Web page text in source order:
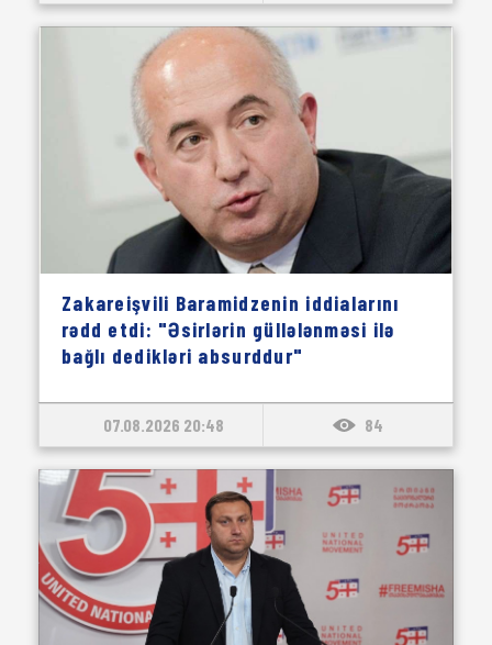
Zakareişvili Baramidzenin iddialarını
rədd etdi: "Əsirlərin güllələnməsi ilə
bağlı dedikləri absurddur"
07.08.2026 20:48 84